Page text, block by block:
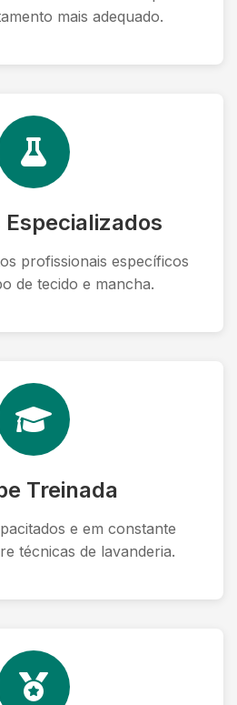
mais adequado.
profissionais específicos
de tecido e mancha.
Treinada
e em constante
técnicas de lavanderia.